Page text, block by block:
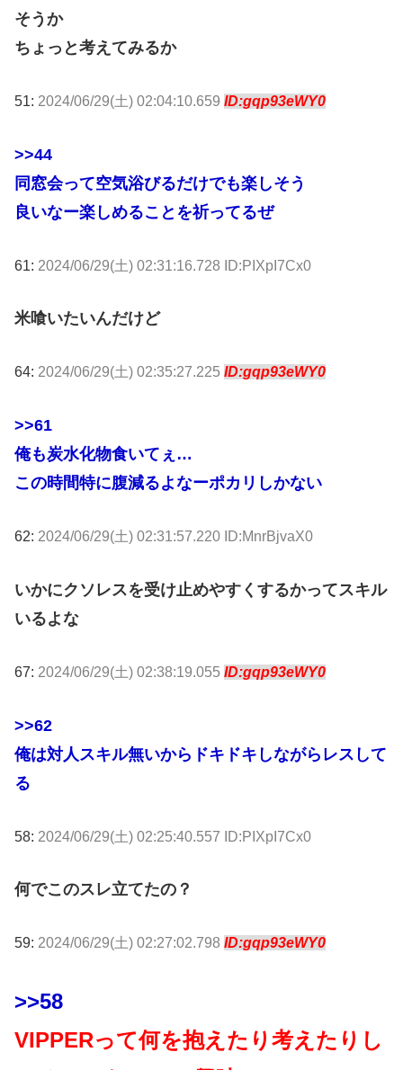
そうか
ちょっと考えてみるか
51: 2024/06/29(土) 02:04:10.659 ID:gqp93eWY0
>>44
同窓会って空気浴びるだけでも楽しそう
良いなー楽しめることを祈ってるぜ
61: 2024/06/29(土) 02:31:16.728 ID:PIXpI7Cx0
米喰いたいんだけど
64: 2024/06/29(土) 02:35:27.225 ID:gqp93eWY0
>>61
俺も炭水化物食いてぇ…
この時間特に腹減るよなーポカリしかない
62: 2024/06/29(土) 02:31:57.220 ID:MnrBjvaX0
いかにクソレスを受け止めやすくするかってスキル
いるよな
67: 2024/06/29(土) 02:38:19.055 ID:gqp93eWY0
>>62
俺は対人スキル無いからドキドキしながらレスして
る
58: 2024/06/29(土) 02:25:40.557 ID:PIXpI7Cx0
何でこのスレ立てたの？
59: 2024/06/29(土) 02:27:02.798 ID:gqp93eWY0
>>58
VIPPERって何を抱えたり考えたりし